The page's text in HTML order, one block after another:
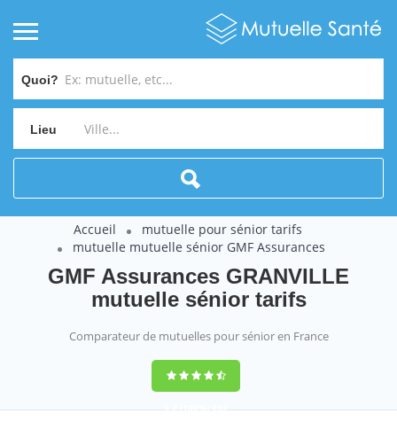
Quoi?
Lieu
Accueil
mutuelle pour sénior tarifs
mutuelle mutuelle sénior GMF Assurances
GMF Assurances GRANVILLE
mutuelle sénior tarifs
Comparateur de mutuelles pour sénior en France
9,2(100%)452